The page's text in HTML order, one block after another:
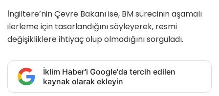
İngiltere’nin Çevre Bakanı ise, BM sürecinin aşamalı
ilerleme için tasarlandığını söyleyerek, resmi
değişikliklere ihtiyaç olup olmadığını sorguladı.
İklim Haber'i Google'da tercih edilen
kaynak olarak ekleyin